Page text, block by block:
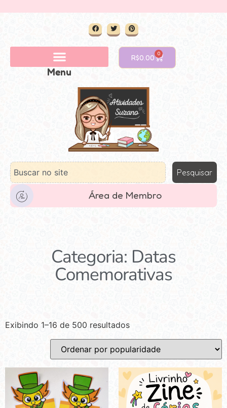
Menu
R$0.00 0
Pesquisar
Área de Membro
Categoria: Datas
Comemorativas
Exibindo 1–16 de 500 resultados